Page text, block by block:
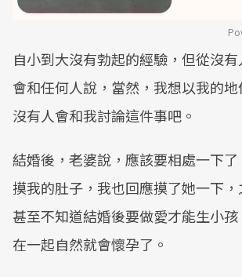
自小到大沒有勃起的經驗，但從沒
會和任何人說，當然，我想以我的
沒有人會和我討論這件事吧。
結婚後，老婆說，應該要相處一下
摸我的肚子，我也回應摸了她一下
甚至不知道結婚後要做愛才能生小
在一起自然就會懷孕了。